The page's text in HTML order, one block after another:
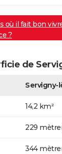
où il fait bon
?
de
Servigny-
14,2 km²
229
344